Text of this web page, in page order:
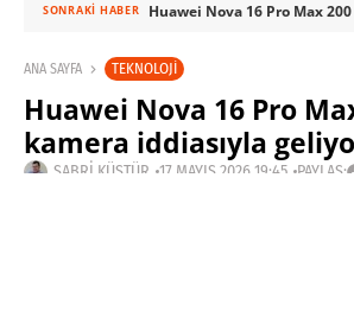
SONRAKI HABER
ANA SAYFA TEKNOLOJI
Huawei Nova 16 Pro
kamera iddiasıyla
SABRI KÜSTÜR 17 MAYIS 2026 19:45 PAYLAŞ: